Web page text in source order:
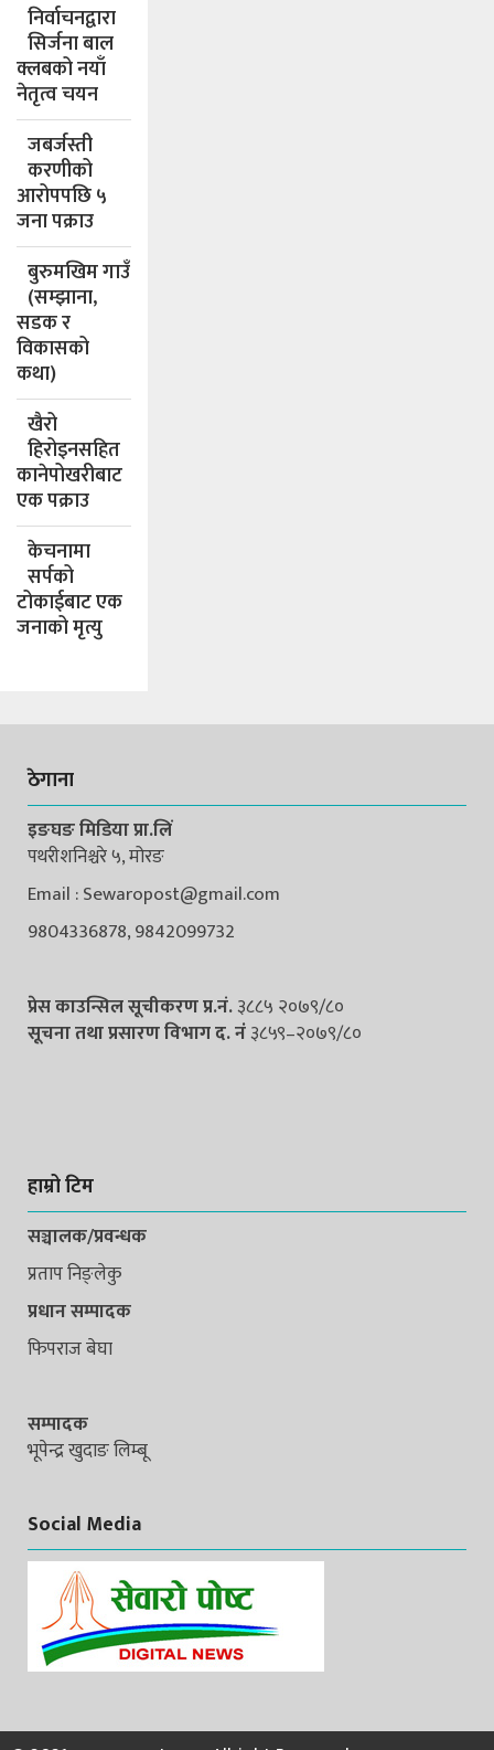
निर्वाचनद्वारा
सिर्जना बाल
क्लबको नयाँ
नेतृत्व चयन
जबर्जस्ती
करणीको
आरोपपछि ५
जना पक्राउ
बुरुमखिम गाउँ
(सम्झाना,
सडक र
विकासको
कथा)
खैरो
हिरोइनसहित
कानेपोखरीबाट
एक पक्राउ
केचनामा
सर्पको
टोकाईबाट एक
जनाको मृत्यु
ठेगाना
इङघङ मिडिया प्रा.लिं
पथरीशनिश्चरे ५, मोरङ
Email : Sewaropost@gmail.com
9804336878, 9842099732
प्रेस काउन्सिल सूचीकरण प्र.नं.३८८५ २०७९/८०
सूचना तथा प्रसारण विभाग द. नंं३८५९–२०७९/८०
हाम्रो टिम
सञ्चालक/प्रवन्धक
प्रताप निङ्लेकु
प्रधान सम्पादक
फिपराज बेघा
सम्पादक
भूपेन्द्र खुदाङ लिम्बू
Social Media